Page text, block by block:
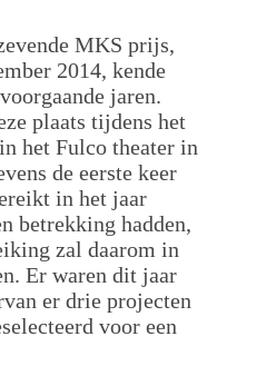
MKS prijs,
2014, kende
jaren.
plaats tijdens het
het Fulco theater in
de eerste keer
in het jaar
betrekking hadden,
zal daarom in
Er waren dit jaar
er drie projecten
voor een